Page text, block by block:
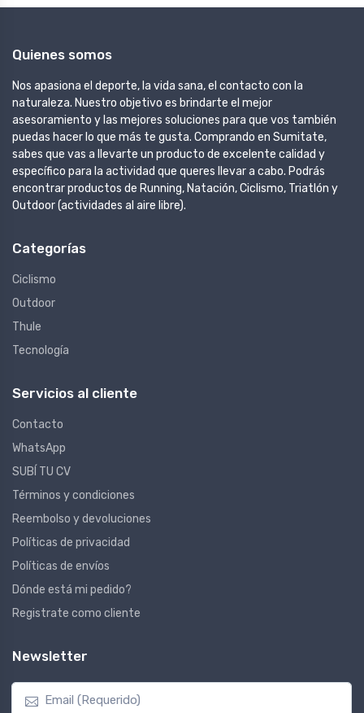
Quienes somos
Nos apasiona el deporte, la vida sana, el contacto con la
naturaleza. Nuestro objetivo es brindarte el mejor
asesoramiento y las mejores soluciones para que vos también
puedas hacer lo que más te gusta. Comprando en Sumitate,
sabes que vas a llevarte un producto de excelente calidad y
específico para la actividad que queres llevar a cabo. Podrás
encontrar productos de Running, Natación, Ciclismo, Triatlón y
Outdoor (actividades al aire libre).
Categorías
Ciclismo
Outdoor
Thule
Tecnología
Servicios al cliente
Contacto
WhatsApp
SUBÍ TU CV
Términos y condiciones
Reembolso y devoluciones
Políticas de privacidad
Políticas de envíos
Dónde está mi pedido?
Registrate como cliente
Newsletter